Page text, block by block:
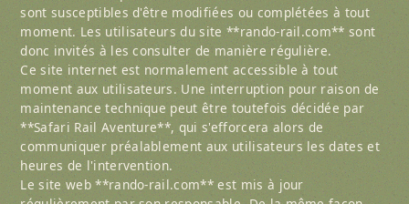
sont susceptibles d'être modifiées ou complétées à tout
moment. Les utilisateurs du site **rando-rail.com** sont
donc invités à les consulter de manière régulière.
Ce site internet est normalement accessible à tout
moment aux utilisateurs. Une interruption pour raison de
maintenance technique peut être toutefois décidée par
**Safari Rail Aventure**, qui s'efforcera alors de
communiquer préalablement aux utilisateurs les dates et
heures de l'intervention.
Le site web **rando-rail.com** est mis à jour